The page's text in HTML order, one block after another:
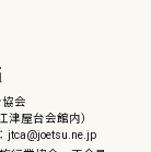
会
津屋台会館内）
jtca@joetsu.ne.jp